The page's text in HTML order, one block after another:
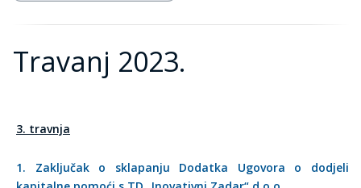
Travanj 2023.
3. travnja
1. Zaključak o sklapanju Dodatka Ugovora o dodjeli